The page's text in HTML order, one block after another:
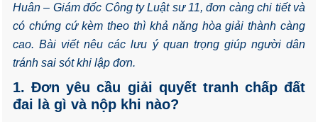
Huân – Giám đốc Công ty Luật sư 11, đơn càng chi tiết và
có chứng cứ kèm theo thì khả năng hòa giải thành càng
cao. Bài viết nêu các lưu ý quan trọng giúp người dân
tránh sai sót khi lập đơn.
1. Đơn yêu cầu giải quyết tranh chấp đất
đai là gì và nộp khi nào?